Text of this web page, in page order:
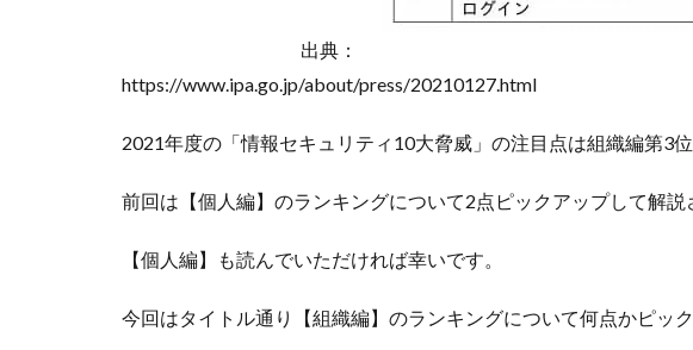
出典：
https://www.ipa.go.jp/about/press/20210127.html
2021年度の「情報セキュリティ10大脅威」の注目点は組織編第3
前回は【個人編】のランキングについて2点ピックアップして解
【個人編】も読んでいただければ幸いです。
今回はタイトル通り【組織編】のランキングについて何点かピッ